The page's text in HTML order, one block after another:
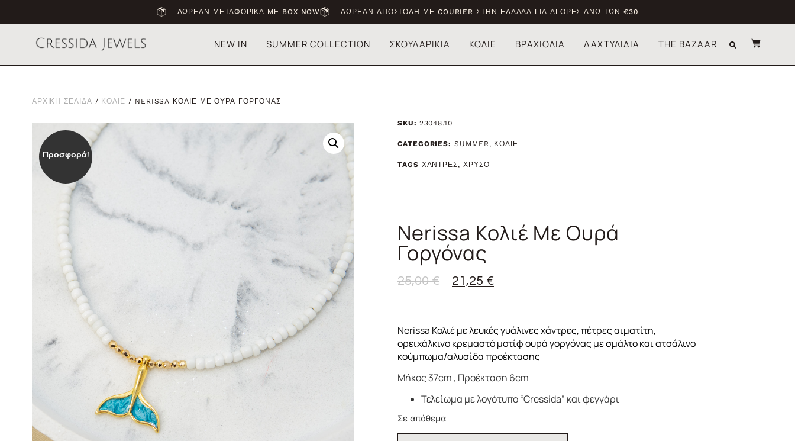
ΔΩΡΕΑΝ ΜΕΤΑΦΟΡΙΚΑ ΜΕ BOX NOW ΔΩΡΕΑΝ ΑΠΟΣΤΟΛΗ ΜΕ COURIER ΣΤΗΝ ΕΛΛΑΔΑ ΓΙΑ ΑΓΟΡΕΣ ΑΝΩ ΤΩΝ €30
NEW IN SUMMER COLLECTION ΣΚΟΥΛΑΡΙΚΙΑ ΚΟΛΙΕ ΒΡΑΧΙΟΛΙΑ ΔΑΧΤΥΛΙΔΙΑ THE BAZAAR
ΑΡΧΙΚΗ ΣΕΛΙΔΑ / ΚΟΛΙΕ / NERISSA ΚΟΛΙΕ ΜΕ ΟΥΡΑ ΓΟΡΓΟΝΑΣ
Προσφορά!
SKU: 23048.10
CATEGORIES: SUMMER, ΚΟΛΙΕ
TAGS ΧΑΝΤΡΕΣ, ΧΡΥΣΟ
Nerissa Κολιέ Με Ουρά
Γοργόνας
25,00€ 21,25 €
Nerissa Κολιέ με λευκές γυάλινες χάντρες, πέτρες αιματίτη,
ορειχάλκινο κρεμαστό μοτίφ ουρά γοργόνας με σμάλτο και ατσάλινο
κούμπωμα/αλυσίδα προέκτασης
Μήκος 37cm , Προέκταση 6cm
Τελείωμα με λογότυπο “Cressida” και φεγγάρι
Σε απόθεμα